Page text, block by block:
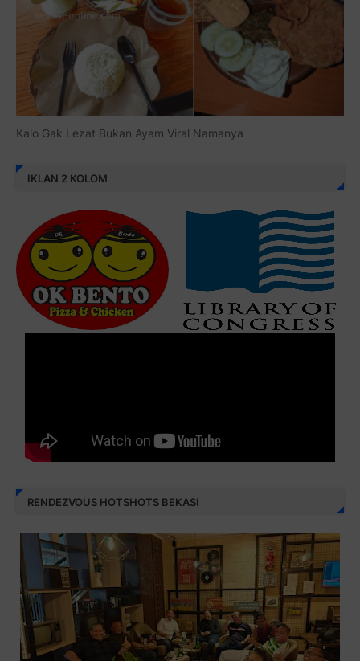
Kalo Gak Lezat Bukan Ayam Viral Namanya
IKLAN 2 KOLOM
RENDEZVOUS HOTSHOTS BEKASI